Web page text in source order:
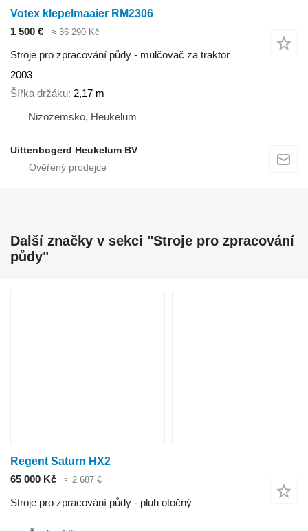
Votex klepelmaaier RM2306
1 500 €
≈ 36 290 Kč
Stroje pro zpracování půdy - mulčovač za traktor
2003
Šířka držáku 2,17 m
Nizozemsko, Heukelum
Uittenbogerd Heukelum BV
Další značky v sekci "Stroje pro zpracování
půdy"
Regent Saturn HX2
65 000 Kč
≈ 2 687 €
Stroje pro zpracování půdy - pluh otočný